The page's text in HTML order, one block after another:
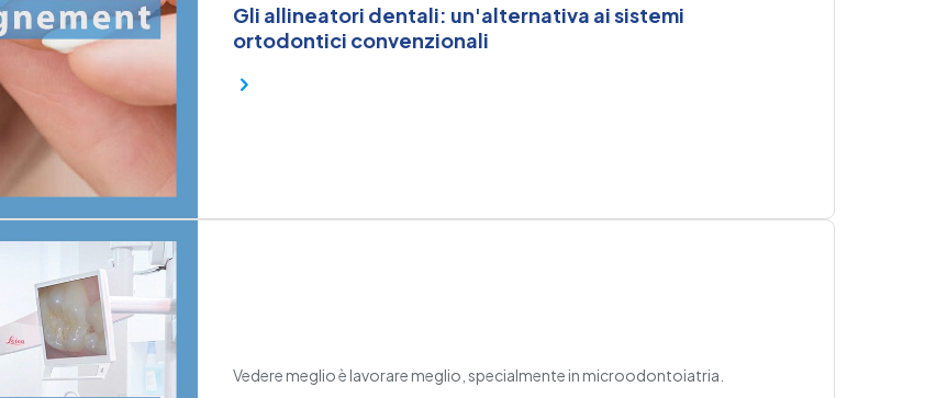
Gli allineatori dentali: un'alternativa ai sistemi
ortodontici convenzionali
Vedere meglio è lavorare meglio, specialmente in microodontoiatria.